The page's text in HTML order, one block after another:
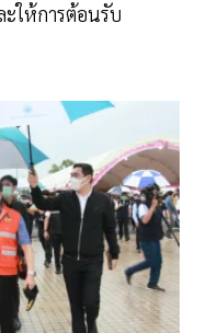
ให้การต้อนรับ